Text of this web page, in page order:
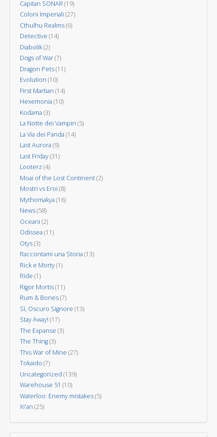
Capitan SONAR(19)
Coloni Imperiali (27)
Cthulhu Realms(6)
Detective (14)
Diabolik(2)
Dogs of War(7)
Dragon Pets(11)
Evolution (10)
First Martian (14)
Hexemonia (10)
Kodama (3)
La Notte dei Vampiri (5)
La Via dei Panda (14)
Last Aurora (9)
Last Friday(31)
Looterz (4)
Moai of the Lost Continent(2)
Mostri vs Eroi (8)
Mythomakya (16)
News(58)
Oceani (2)
Odissea (11)
Otys(3)
Raccontami una Storia (13)
Rick e Morty(1)
Ride (1)
Rigor Mortis(11)
Rum & Bones(7)
Sì, Oscuro Signore (13)
Stay Away! (17)
The Expanse (3)
The Thing(3)
This War of Mine (27)
Tokaido (7)
Uncategorized (139)
Warehouse 51 (10)
Waterloo: Enemy mistakes(5)
Xi'an (25)